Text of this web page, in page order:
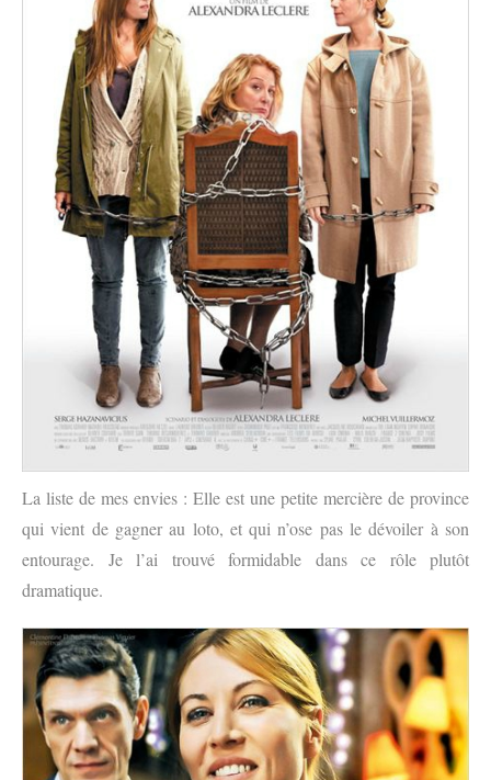
La liste de mes envies : Elle est une petite mercière de province
qui vient de gagner au loto, et qui n’ose pas le dévoiler à son
entourage. Je l’ai trouvé formidable dans ce rôle plutôt
dramatique.